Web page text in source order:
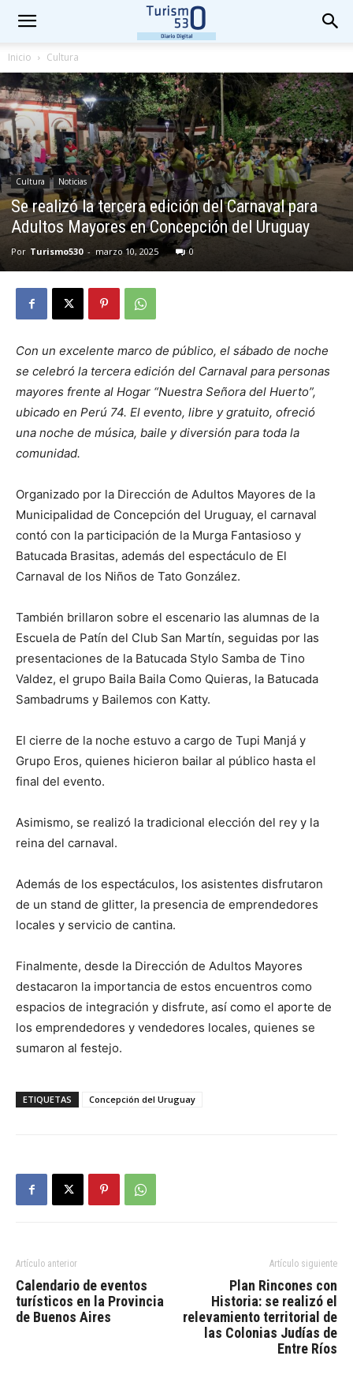
Inicio Cultura
Cultura Noticias
Se realizó la tercera edición del Carnaval para
Adultos Mayores en Concepción del Uruguay
Por Turismo530 - marzo 10, 2025 0
Con un excelente marco de público, el sábado de noche
se celebró la tercera edición del Carnaval para personas
mayores frente al Hogar “Nuestra Señora del Huerto”,
ubicado en Perú 74. El evento, libre y gratuito, ofreció
una noche de música, baile y diversión para toda la
comunidad.
Organizado por la Dirección de Adultos Mayores de la
Municipalidad de Concepción del Uruguay, el carnaval
contó con la participación de la Murga Fantasioso y
Batucada Brasitas, además del espectáculo de El
Carnaval de los Niños de Tato González.
También brillaron sobre el escenario las alumnas de la
Escuela de Patín del Club San Martín, seguidas por las
presentaciones de la Batucada Stylo Samba de Tino
Valdez, el grupo Baila Baila Como Quieras, la Batucada
Sambadrums y Bailemos con Katty.
El cierre de la noche estuvo a cargo de Tupi Manjá y
Grupo Eros, quienes hicieron bailar al público hasta el
final del evento.
Asimismo, se realizó la tradicional elección del rey y la
reina del carnaval.
Además de los espectáculos, los asistentes disfrutaron
de un stand de glitter, la presencia de emprendedores
locales y servicio de cantina.
Finalmente, desde la Dirección de Adultos Mayores
destacaron la importancia de estos encuentros como
espacios de integración y disfrute, así como el aporte de
los emprendedores y vendedores locales, quienes se
sumaron al festejo.
ETIQUETAS Concepción del Uruguay
Artículo anterior
Calendario de eventos
turísticos en la Provincia
de Buenos Aires
Artículo siguiente
Plan Rincones con
Historia: se realizó el
relevamiento territorial de
las Colonias Judías de
Entre Ríos